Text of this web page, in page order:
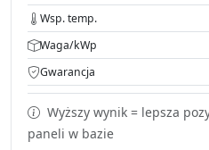
Wsp. temp.
Waga/kWp
Gwarancja
Wyższy wynik = lepsza
paneli w bazie